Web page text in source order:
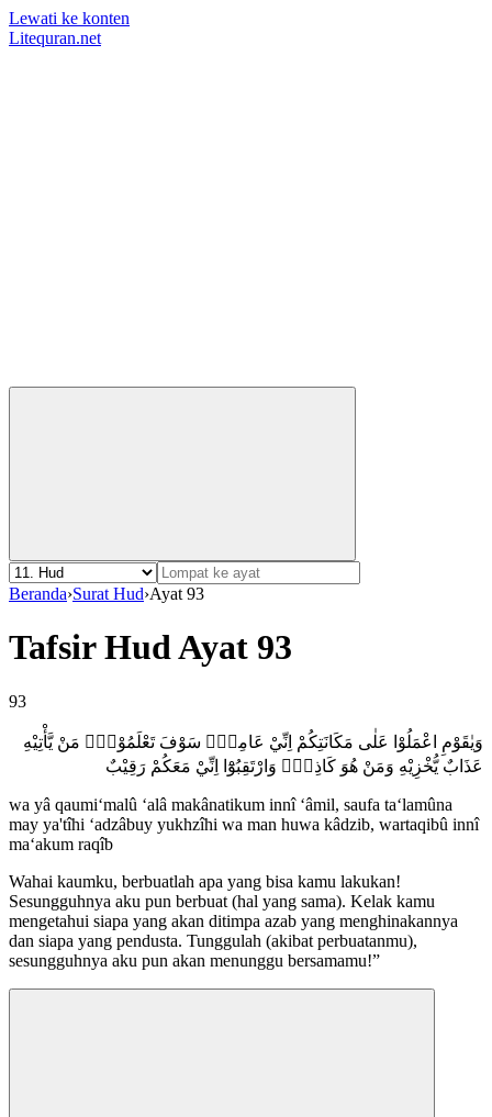
Lewati ke konten
Litequran.net
Beranda›Surat Hud›Ayat 93
Tafsir Hud Ayat 93
93
وَيٰقَوْمِ اعْمَلُوْا عَلٰى مَكَانَتِكُمْ اِنِّيْ عَامِلٌۗ سَوْفَ تَعْلَمُوْنَۙ مَنْ يَّأْتِيْهِ
عَذَابٌ يُّخْزِيْهِ وَمَنْ هُوَ كَاذِبٌۗ وَارْتَقِبُوْٓا اِنِّيْ مَعَكُمْ رَقِيْبٌ
wa yâ qaumi‘malû ‘alâ makânatikum innî ‘âmil, saufa ta‘lamûna
may ya'tîhi ‘adzâbuy yukhzîhi wa man huwa kâdzib, wartaqibû innî
ma‘akum raqîb
Wahai kaumku, berbuatlah apa yang bisa kamu lakukan!
Sesungguhnya aku pun berbuat (hal yang sama). Kelak kamu
mengetahui siapa yang akan ditimpa azab yang menghinakannya
dan siapa yang pendusta. Tunggulah (akibat perbuatanmu),
sesungguhnya aku pun akan menunggu bersamamu!”